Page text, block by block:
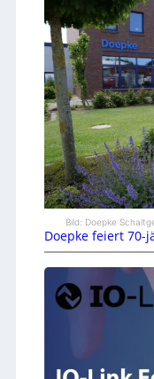
Bild: Doepke
Doepke feiert 70-